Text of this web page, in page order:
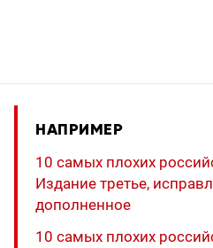
НАПРИМЕР
10 самых плохих
Издание третье,
дополненное
10 самых плохих